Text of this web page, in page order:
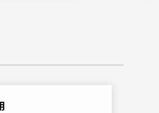
によるデータ分析・活
務のビジネススピー